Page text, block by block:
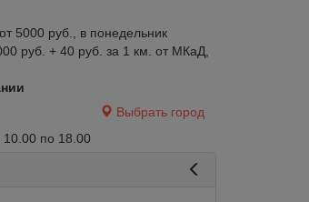
5000 руб., в понедельник
руб. + 40 руб. за 1 км. от МКаД,
Выбрать город
по 18.00